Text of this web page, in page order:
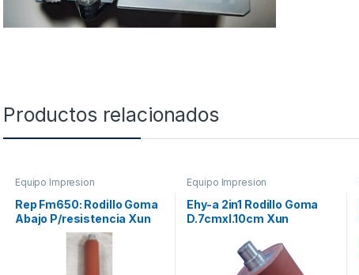
Productos relacionados
Equipo Impresion
Rep Fm650: Rodillo Goma
Abajo P/resistencia Xun
Equipo Impresion
Ehy-a 2in1 Rodillo Goma
D.7cmxl.10cm Xun